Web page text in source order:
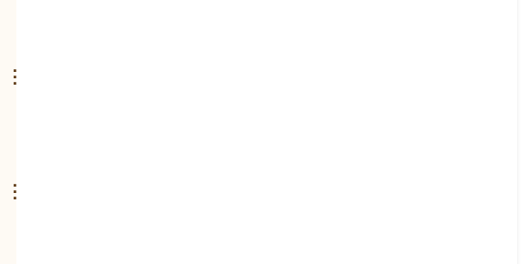
⋮
⋮